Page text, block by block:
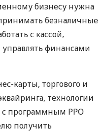
бизнесу нужна
безналичные
с кассой,
финансами
карты, торгового и
технологии
с программным РРО
получить